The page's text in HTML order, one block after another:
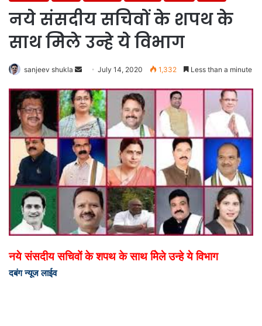
नये संसदीय सचिवों के शपथ के
साथ मिेले उन्हे ये विभाग
sanjeev shukla
Send
email
July 14, 2020 1,332 Less than a minute
नये संसदीय सचिवों के शपथ के साथ मिेले उन्हे ये विभाग
दबंग न्यूज लाईव